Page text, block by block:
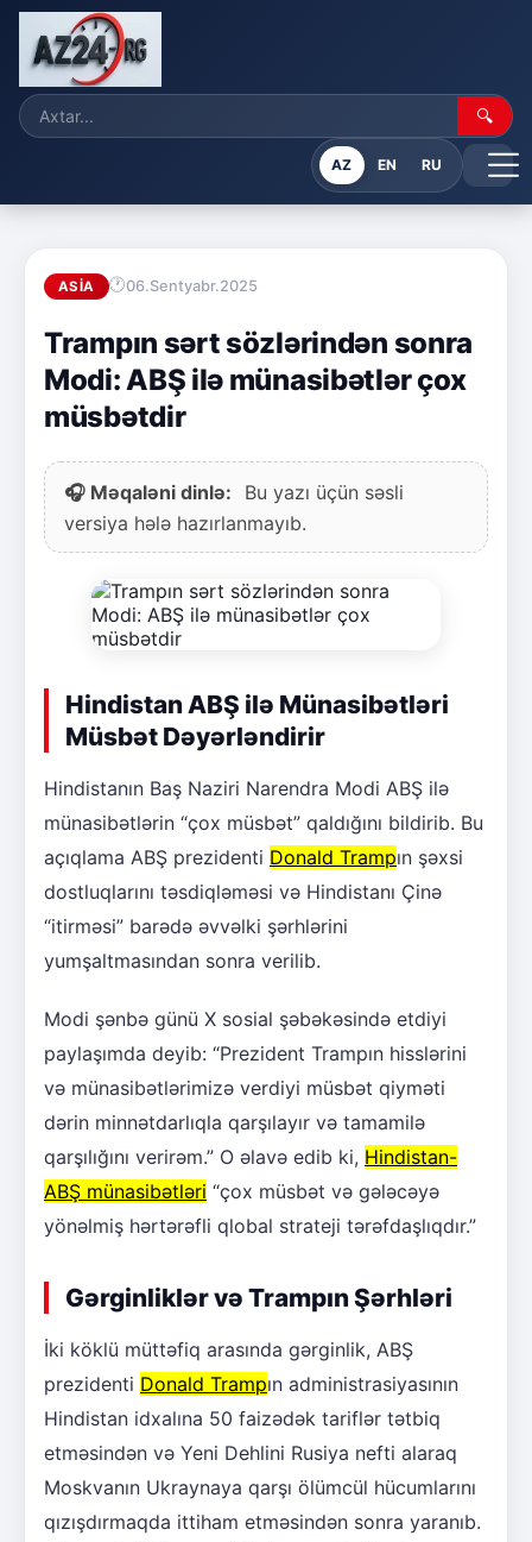
🔍
AZ EN RU
ASIA 06.Sentyabr.2025
Trampın sərt sözlərindən sonra
Modi: ABŞ ilə münasibətlər çox
müsbətdir
🎧 Məqaləni dinlə:
Bu yazı üçün səsli
versiya hələ hazırlanmayıb.
Hindistan ABŞ ilə Münasibətləri
Müsbət Dəyərləndirir
Hindistanın Baş Naziri Narendra Modi ABŞ ilə
münasibətlərin “çox müsbət” qaldığını bildirib. Bu
açıqlama ABŞ prezidenti Donald Trampın şəxsi
dostluqlarını təsdiqləməsi və Hindistanı Çinə
“itirməsi” barədə əvvəlki şərhlərini
yumşaltmasından sonra verilib.
Modi şənbə günü X sosial şəbəkəsində etdiyi
paylaşımda deyib: “Prezident Trampın hisslərini
və münasibətlərimizə verdiyi müsbət qiyməti
dərin minnətdarlıqla qarşılayır və tamamilə
qarşılığını verirəm.” O əlavə edib ki, Hindistan-
ABŞ münasibətləri “çox müsbət və gələcəyə
yönəlmiş hərtərəfli qlobal strateji tərəfdaşlıqdır.”
Gərginliklər və Trampın Şərhləri
İki köklü müttəfiq arasında gərginlik, ABŞ
prezidenti Donald Trampın administrasiyasının
Hindistan idxalına 50 faizədək tariflər tətbiq
etməsindən və Yeni Dehlini Rusiya nefti alaraq
Moskvanın Ukraynaya qarşı ölümcül hücumlarını
qızışdırmaqda ittiham etməsindən sonra yaranıb.